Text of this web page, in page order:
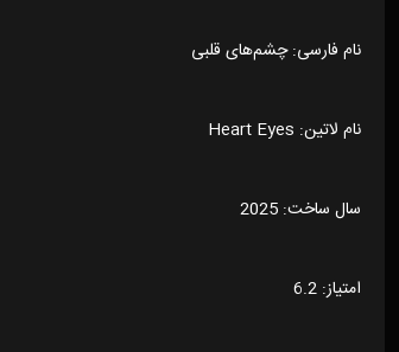
نام فارسی: چشم‌های قلبی
نام لاتین: Heart Eyes
سال ساخت: 2025
امتیاز: 6.2